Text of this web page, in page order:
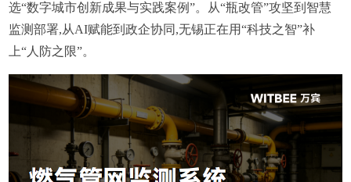
选“数字城市创新成果与实践案例”。从“瓶改管”攻坚到智慧
监测部署,从AI赋能到政企协同,无锡正在用“科技之智”补
上“人防之限”。